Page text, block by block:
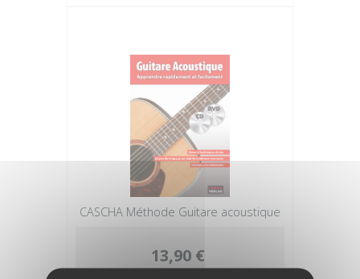
CASCHA Méthode Guitare acoustique
13,90 €